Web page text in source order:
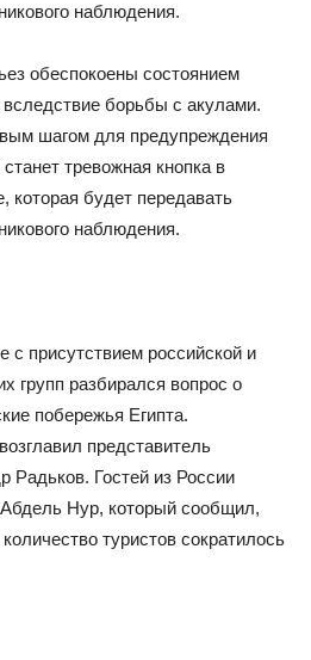
наблюдения.
обеспокоены состоянием
вследствие борьбы с акулами.
шагом для предупреждения
тревожная кнопка в
которая будет передавать
наблюдения.
с присутствием российской и
групп разбирался вопрос о
побережья Египта.
представитель
Радьков. Гостей из России
Нур, который сообщил,
туристов сократилось